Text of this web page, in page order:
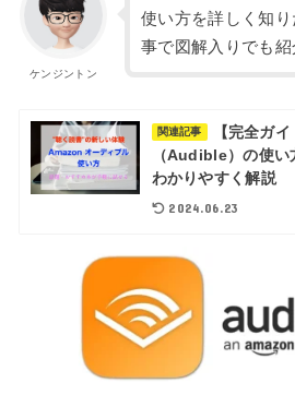
ケンジントン
使い方を詳しく知
事で図解入りでも紹
関連記事
【完全ガ
（Audible）の使
わかりやすく解説
2024.06.23